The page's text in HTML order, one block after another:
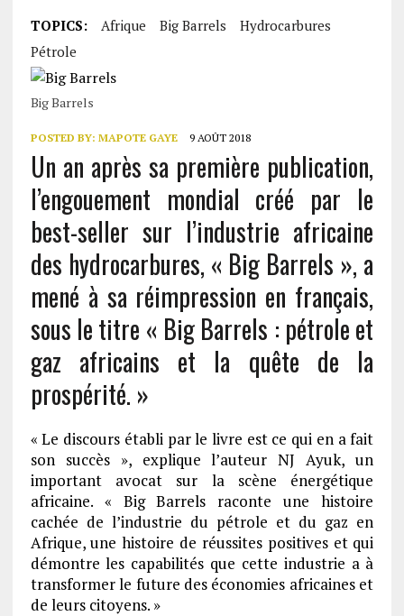
TOPICS: Afrique Big Barrels
Hydrocarbures
Pétrole
Big Barrels
POSTED BY: MAPOTE GAYE 9 AOÛT 2018
Un an après sa première publication,
l’engouement mondial créé par le
best-seller sur l’industrie africaine
des hydrocarbures, « Big Barrels », a
mené à sa réimpression en français,
sous le titre « Big Barrels : pétrole et
gaz africains et la quête de la
prospérité. »
« Le discours établi par le livre est ce qui en a fait
son succès », explique l’auteur NJ Ayuk, un
important avocat sur la scène énergétique
africaine. « Big Barrels raconte une histoire
cachée de l’industrie du pétrole et du gaz en
Afrique, une histoire de réussites positives et qui
démontre les capabilités que cette industrie a à
transformer le future des économies africaines et
de leurs citoyens. »